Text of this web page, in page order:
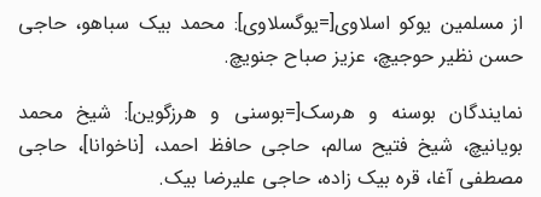
از مسلمین یوکو اسلاوی[=یوگسلاوی]: محمد بیک سباهو، حاجی
حسن نظیر حوجیچ، عزیز صباح جنویچ.
نمایندگان بوسنه و هرسک[=بوسنی و هرزگوین]: شیخ محمد
بویانیچ، شیخ فتیح سالم، حاجی حافظ احمد، [ناخوانا]، حاجی
مصطفی آغا، قره بیک زاده، حاجی علیرضا بیک.